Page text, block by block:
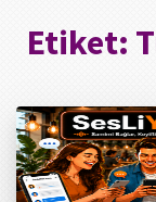
Etiket: